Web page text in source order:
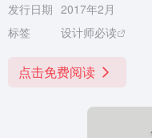
发行日期 2017年2月
标签
设计师必读
点击免费阅读